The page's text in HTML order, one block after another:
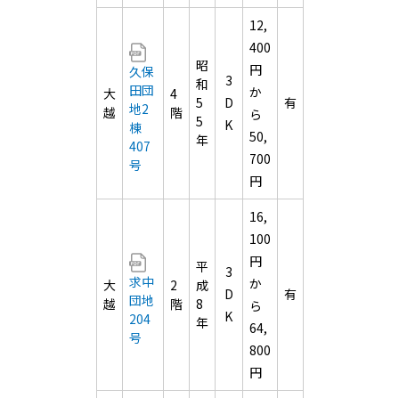
大
越
久保
田団
地2
棟
407
号
4
階
昭
和
5
5
年
3
D
K
12,
400
円
か
ら
50,
700
円
有
大
越
求中
団地
204
号
2
階
平
成
8
年
3
D
K
16,
100
円
か
ら
64,
800
円
有